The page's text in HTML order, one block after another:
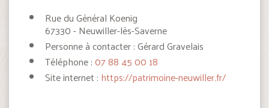
Rue du Général Koenig
67330 - Neuwiller-lès-Saverne
Personne à contacter : Gérard Gravelais
Téléphone :07 88 45 00 18
Site internet : https://patrimoine-neuwiller.fr/